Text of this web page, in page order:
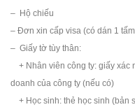
– Hộ chiếu
– Đơn xin cấp visa (có dán 1
– Giấy tờ tùy thân:
+ Nhân viên công ty: giấy xác
doanh của công ty (nếu có)
+ Học sinh: thẻ học sinh (bản